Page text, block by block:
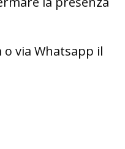
via Whatsapp il